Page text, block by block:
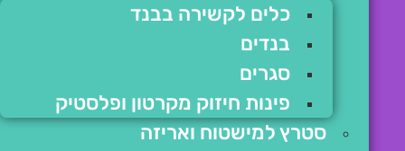
כלים לקשירה בבנד
בנדים
סגרים
פינות חיזוק מקרטון ופלסטיק
סטרץ למישטוח ואריזה